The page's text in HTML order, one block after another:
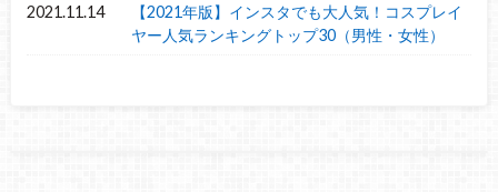
2021.11.14
【2021年版】インスタでも大人気！コスプレイ
ヤー人気ランキングトップ30（男性・女性）